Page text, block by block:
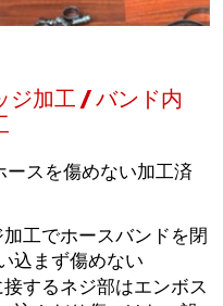
ジ加工 / バンド内
スを傷めない加工済
工でホースバンドを閉
込まず傷めない
するネジ部はエンボス